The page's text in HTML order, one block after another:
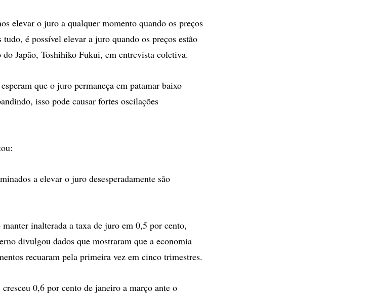
elevar o juro a qualquer momento quando os preços
é possível elevar a juro quando os preços estão
Japão, Toshihiko Fukui, em entrevista coletiva.
que o juro permaneça em patamar baixo
isso pode causar fortes oscilações
a elevar o juro desesperadamente são
inalterada a taxa de juro em 0,5 por cento,
divulgou dados que mostraram que a economia
recuaram pela primeira vez em cinco trimestres.
0,6 por cento de janeiro a março ante o